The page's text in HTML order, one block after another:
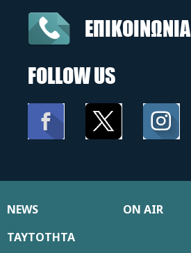
ΕΠΙΚΟΙΝΩΝΙΑ
FOLLOW US
NEWS ON AIR
ΤΑΥΤΟΤΗΤΑ